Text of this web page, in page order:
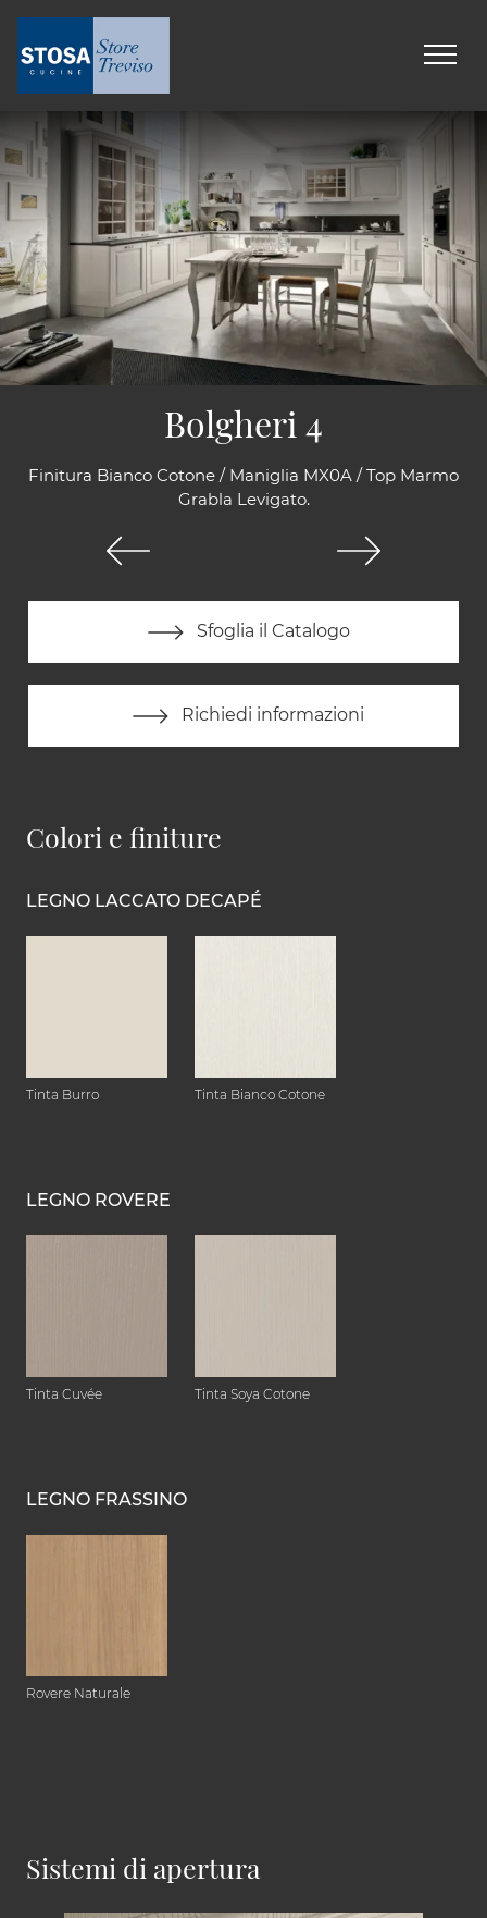
Finitura Bianco Cotone / Maniglia MX0A / Top Marmo
Grabla Levigato.
Sfoglia il Catalogo
Richiedi informazioni
Bolgheri 4
Colori e finiture
LEGNO LACCATO DECAPÉ
Tinta Burro Tinta Bianco Cotone
LEGNO ROVERE
Tinta Cuvée Tinta Soya Cotone
LEGNO FRASSINO
Rovere Naturale
Sistemi di apertura